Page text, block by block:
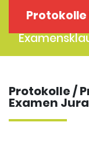
Protokolle /
Examen Jura